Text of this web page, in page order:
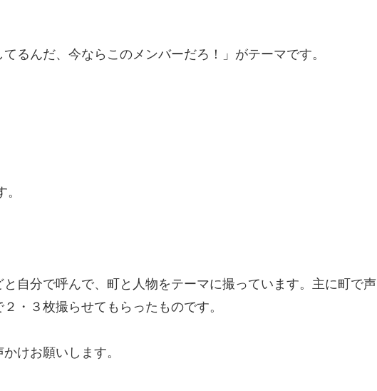
るんだ、今ならこのメンバーだろ！」がテーマです。
自分で呼んで、町と人物をテーマに撮っています。主に町で声
・３枚撮らせてもらったものです。
けお願いします。